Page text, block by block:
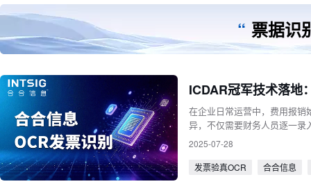
“ 票据识
ICDAR冠军技术落地
在企业日常运营中，费用报
异，不仅需要财务人员逐一
洞。面对这一挑战，发票验
2025-07-28
发票验真OCR
合合信息